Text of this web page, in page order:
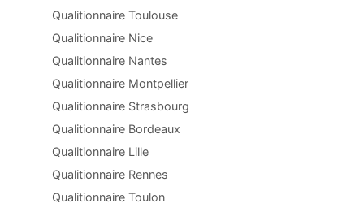
Qualitionnaire Toulouse
Qualitionnaire Nice
Qualitionnaire Nantes
Qualitionnaire Montpellier
Qualitionnaire Strasbourg
Qualitionnaire Bordeaux
Qualitionnaire Lille
Qualitionnaire Rennes
Qualitionnaire Toulon